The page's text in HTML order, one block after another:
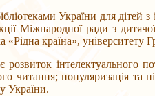
України для дітей з
Міжнародної ради з
країна», університету
читання; популяризація
України.